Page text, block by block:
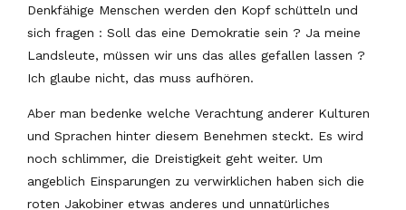
Denkfähige Menschen werden den Kopf schütteln und
sich fragen : Soll das eine Demokratie sein ? Ja meine
Landsleute, müssen wir uns das alles gefallen lassen ?
Ich glaube nicht, das muss aufhören.
Aber man bedenke welche Verachtung anderer Kulturen
und Sprachen hinter diesem Benehmen steckt. Es wird
noch schlimmer, die Dreistigkeit geht weiter. Um
angeblich Einsparungen zu verwirklichen haben sich die
roten Jakobiner etwas anderes und unnatürliches